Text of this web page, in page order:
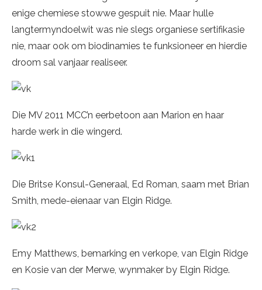
enige chemiese stowwe gespuit nie. Maar hulle
langtermyndoelwit was nie slegs organiese sertifikasie
nie, maar ook om biodinamies te funksioneer en hierdie
droom sal vanjaar realiseer.
Die MV 2011 MCC’n eerbetoon aan Marion en haar
harde werk in die wingerd.
Die Britse Konsul-Generaal, Ed Roman, saam met Brian
Smith, mede-eienaar van Elgin Ridge.
Emy Matthews, bemarking en verkope, van Elgin Ridge
en Kosie van der Merwe, wynmaker by Elgin Ridge.